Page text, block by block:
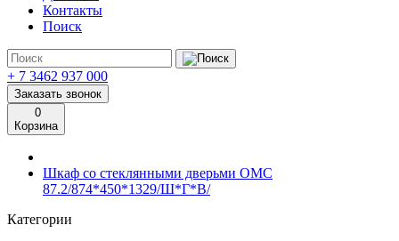
Контакты
Поиск
+ 7 3462 937 000
Заказать звонок
0
Корзина
Шкаф со стеклянными дверьми OMC
87.2/874*450*1329/Ш*Г*В/
Категории